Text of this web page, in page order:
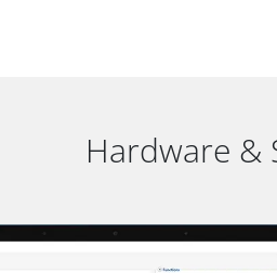
Hardware &